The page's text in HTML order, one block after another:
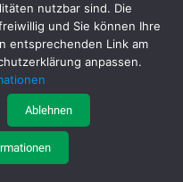
Vertriebs GmbH
Katalogportal
Bereich
nutzbar sind. Die
und Sie können Ihre
entsprechenden Link am
anpassen.
Ablehnen